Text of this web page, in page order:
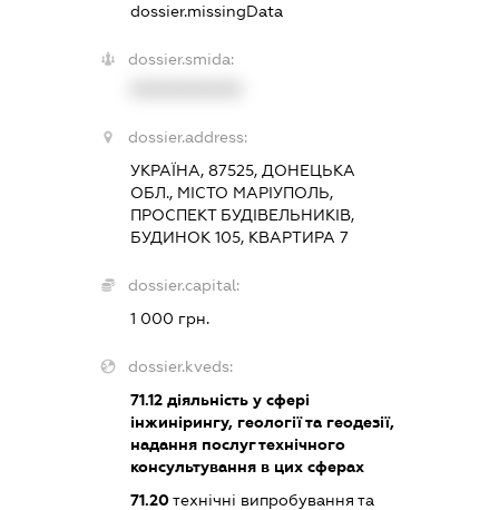
dossier.missingData
dossier.smida:
dossier.address:
УКРАЇНА, 87525, ДОНЕЦЬКА
ОБЛ., МІСТО МАРІУПОЛЬ,
ПРОСПЕКТ БУДІВЕЛЬНИКІВ,
БУДИНОК 105, КВАРТИРА 7
dossier.capital:
1 000 грн.
dossier.kveds:
71.12діяльність у сфері
інжинірингу, геології та геодезії,
надання послуг технічного
консультування в цих сферах
71.20технічні випробування та